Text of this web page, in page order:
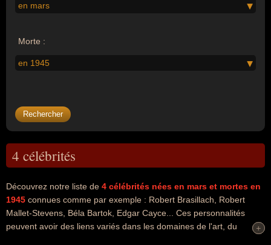
en mars
Morte :
en 1945
4 célébrités
Découvrez notre liste de 4 célébrités nées en mars et mortes en
1945 connues comme par exemple : Robert Brasillach, Robert
Mallet-Stevens, Béla Bartok, Edgar Cayce... Ces personnalités
peuvent avoir des liens variés dans les domaines de l'art, du
+
+